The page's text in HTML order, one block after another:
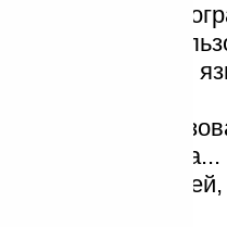
маленькая
можете
иностранных
создавать
записи, и
данных